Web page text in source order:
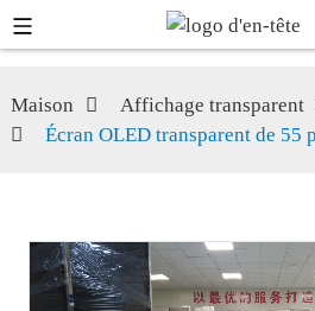
Maison Affichage transparent
Écran OLED transparent de 55